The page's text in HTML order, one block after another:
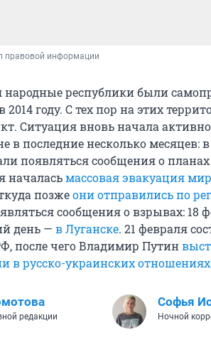
правовой информации
народные республики были
году. С тех пор на этих
Ситуация вновь начала
в последние несколько месяцев:
появляться сообщения о
началасьмассовая эвакуация
позжеони отправились по
сообщения о взрывах: 18
день — в Луганске. 21 февраля
после чего Владимир Путин
в русско-украинских отношениях
редакции
Софья
Ночной